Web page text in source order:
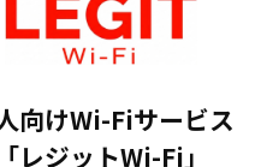
向けWi-Fiサービス
「レジットWi-Fi」